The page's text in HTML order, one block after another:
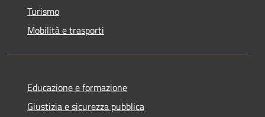
Turismo
Mobilità e trasporti
Educazione e formazione
Giustizia e sicurezza pubblica